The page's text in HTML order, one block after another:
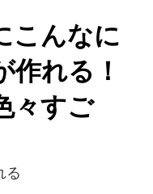
こんなに
れる！
々すご
る